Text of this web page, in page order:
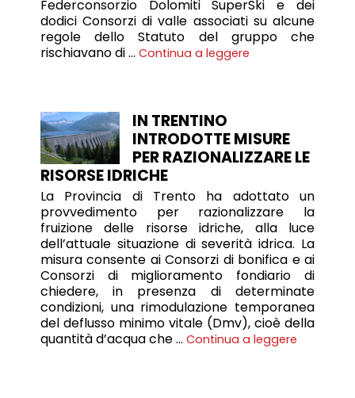
Federconsorzio Dolomiti SuperSki e dei
dodici Consorzi di valle associati su alcune
regole dello Statuto del gruppo che
rischiavano di … Continua a leggere
IN TRENTINO
INTRODOTTE MISURE
PER RAZIONALIZZARE LE
RISORSE IDRICHE
La Provincia di Trento ha adottato un
provvedimento per razionalizzare la
fruizione delle risorse idriche, alla luce
dell’attuale situazione di severità idrica. La
misura consente ai Consorzi di bonifica e ai
Consorzi di miglioramento fondiario di
chiedere, in presenza di determinate
condizioni, una rimodulazione temporanea
del deflusso minimo vitale (Dmv), cioè della
quantità d’acqua che … Continua a leggere